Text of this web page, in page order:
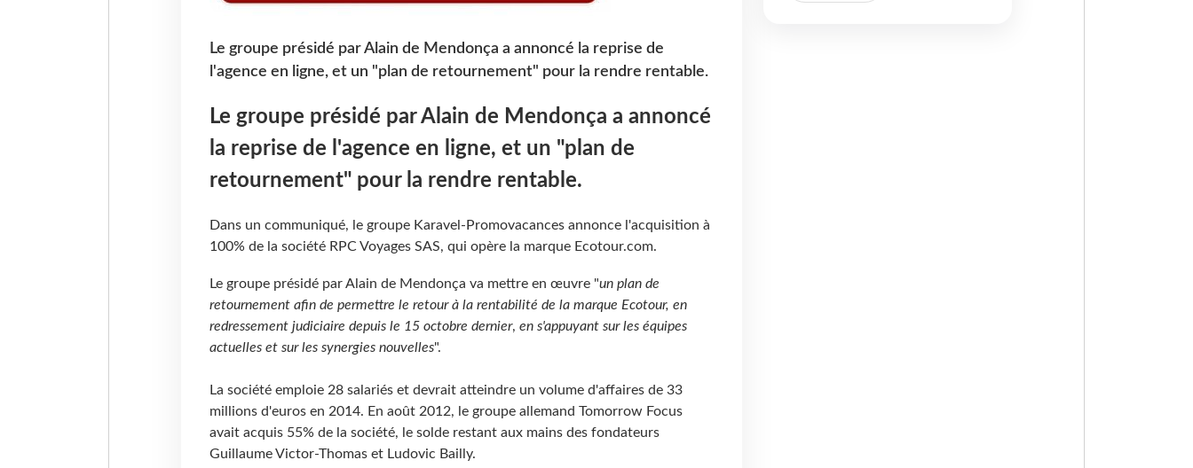
Le groupe présidé par Alain de Mendonça a annoncé la reprise de
l'agence en ligne, et un "plan de retournement" pour la rendre rentable.
Le groupe présidé par Alain de Mendonça a annoncé
la reprise de l'agence en ligne, et un "plan de
retournement" pour la rendre rentable.
Dans un communiqué, le groupe Karavel-Promovacances annonce l'acquisition à
100% de la société RPC Voyages SAS, qui opère la marque Ecotour.com.
Le groupe présidé par Alain de Mendonça va mettre en œuvre "un plan de
retournement afin de permettre le retour à la rentabilité de la marque Ecotour, en
redressement judiciaire depuis le 15 octobre dernier, en s'appuyant sur les équipes
actuelles et sur les synergies nouvelles".
La société emploie 28 salariés et devrait atteindre un volume d'affaires de 33
millions d'euros en 2014. En août 2012, le groupe allemand Tomorrow Focus
avait acquis 55% de la société, le solde restant aux mains des fondateurs
Guillaume Victor-Thomas et Ludovic Bailly.